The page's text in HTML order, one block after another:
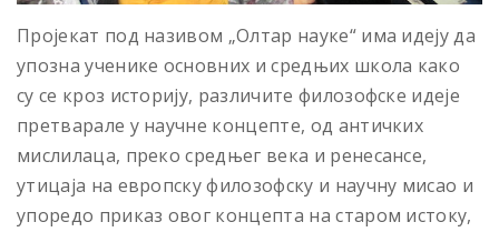
Пројекат под називом „Олтар науке“ има идеју да
упозна ученике основних и средњих школа како
су се кроз историју, различите филозофске идеје
претварале у научне концепте, од античких
мислилаца, преко средњег века и ренесансе,
утицаја на европску филозофску и научну мисао и
упоредо приказ овог концепта на старом истоку,